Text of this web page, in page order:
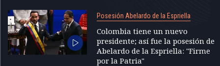
Posesión Abelardo de la Espriella
Colombia tiene un nuevo
presidente; así fue la posesión de
Abelardo de la Espriella: "Firme
por la Patria"